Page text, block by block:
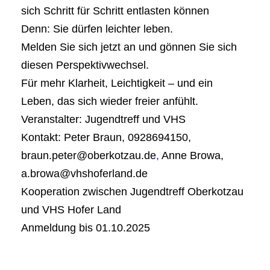
sich Schritt für Schritt entlasten können
Denn: Sie dürfen leichter leben.
Melden Sie sich jetzt an und gönnen Sie sich
diesen Perspektivwechsel.
Für mehr Klarheit, Leichtigkeit – und ein
Leben, das sich wieder freier anfühlt.
Veranstalter: Jugendtreff und VHS
Kontakt: Peter Braun, 0928694150,
braun.peter@oberkotzau.de,Anne Browa,
a.browa@vhshoferland.de
Kooperation zwischen Jugendtreff Oberkotzau
und VHS Hofer Land
Anmeldung bis 01.10.2025